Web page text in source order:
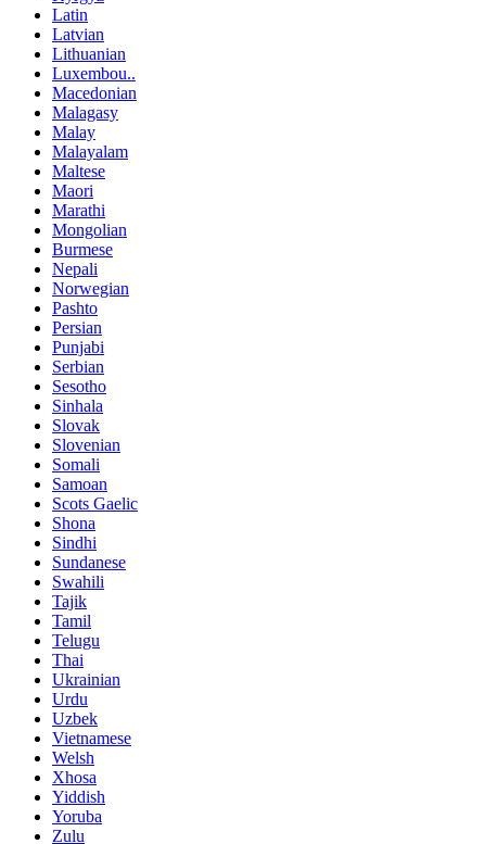
Latin
Latvian
Lithuanian
Luxembou..
Macedonian
Malagasy
Malay
Malayalam
Maltese
Maori
Marathi
Mongolian
Burmese
Nepali
Norwegian
Pashto
Persian
Punjabi
Serbian
Sesotho
Sinhala
Slovak
Slovenian
Somali
Samoan
Scots Gaelic
Shona
Sindhi
Sundanese
Swahili
Tajik
Tamil
Telugu
Thai
Ukrainian
Urdu
Uzbek
Vietnamese
Welsh
Xhosa
Yiddish
Yoruba
Zulu